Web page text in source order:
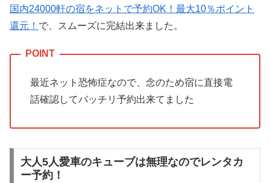
国内24000軒の宿をネットで予約OK！最大10％ポイント
還元！ で、スムーズに完結出来ました。
最近ネット恐怖症なので、念のため宿に直接電
話確認してバッチリ予約出来てました
大人5人愛車のキューブは無理なのでレンタカ
ー予約！